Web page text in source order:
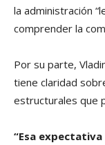
la administración
comprender la
Por su parte,
tiene claridad
estructurales que
“Esa